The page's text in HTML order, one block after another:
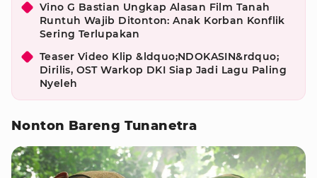
Vino G Bastian Ungkap Alasan Film Tanah
Runtuh Wajib Ditonton: Anak Korban Konflik
Sering Terlupakan
Teaser Video Klip &ldquo;NDOKASIN&rdquo;
Dirilis, OST Warkop DKI Siap Jadi Lagu Paling
Nyeleh
Nonton Bareng Tunanetra